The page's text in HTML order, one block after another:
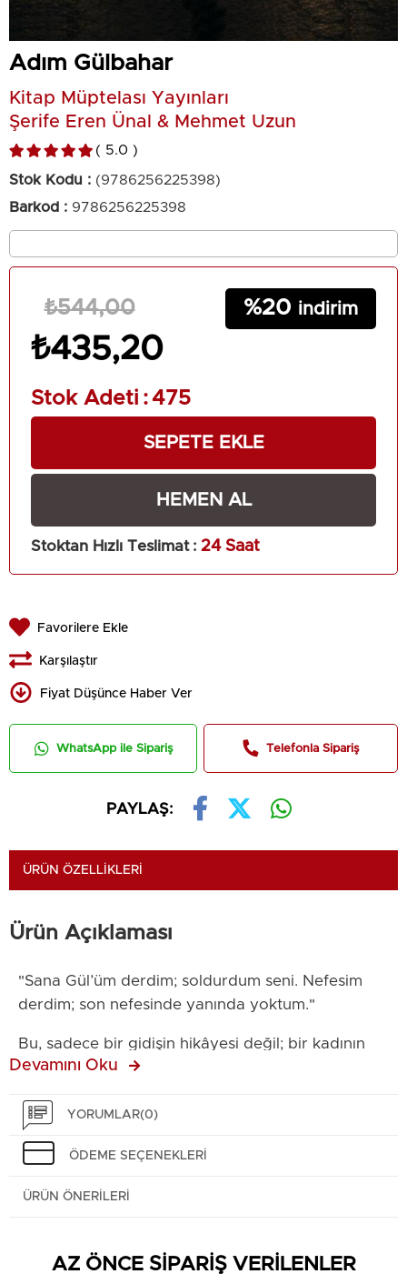
Adım Gülbahar
Kitap Müptelası Yayınları
Şerife Eren Ünal & Mehmet Uzun
5.0
Stok Kodu
(9786256225398)
Barkod : 9786256225398
₺544,00
₺435,20
20
Stok Adeti :475
Stoktan Hızlı Teslimat : 24 Saat
Favorilere Ekle
Karşılaştır
Fiyat Düşünce Haber Ver
WhatsApp ile Sipariş Telefonla Sipariş
PAYLAŞ:
ÜRÜN ÖZELLIKLERI
Ürün Açıklaması
"Sana Gül’üm derdim; soldurdum seni. Nefesim
derdim; son nefesinde yanında yoktum."
Bu, sadece bir gidişin hikâyesi değil; bir kadının
hayatta kalmak için verdiği o devasa, kimsesiz
Gülbahar, bir Eylül akşamı ardında sadece kırık
hayaller değil, koca bir sessizlik bırakarak gitmişti.
sonra bir tabutun başında kesişen bu iki hayat;
Devamını Oku
YORUMLAR(0)
ÖDEME SEÇENEKLERI
ÜRÜN ÖNERILERI
AZ ÖNCE SİPARİŞ VERİLENLER